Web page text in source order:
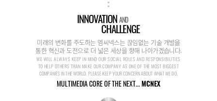
INNOVATIONAND
CHALLENGE
미래의 변화를 주도하는 엠씨넥스는 끊임없는 기술 개발을
통한 혁신과 도전으로 더 넓은 세상을 향해 나아가겠습니다.
WE WILL ALWAYS KEEP IN MIND OUR SOCIAL ROLES AND RESPONSIBILITIES
TO HELP OTHERS THAN MAKE OUR COMPANY AS ONE OF THE MOST BIGGEST
COMPANIES IN THE WORLD. PLEASE KEEP YOUR CONCERN ABOUT WHAT WE DO.
MULTIMEDIA CORE OF THE NEXT...MCNEX